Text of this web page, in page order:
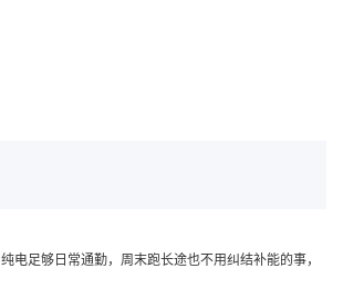
足够日常通勤，周末跑长途也不用纠结补能的事，